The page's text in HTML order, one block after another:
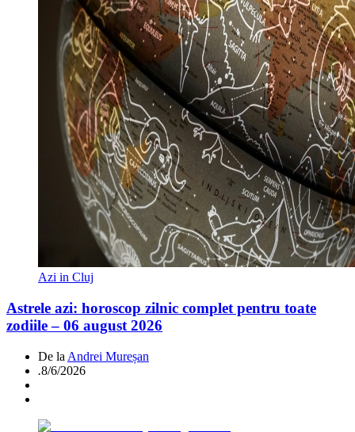
Azi in Cluj
Astrele azi: horoscop zilnic complet pentru toate
zodiile – 06 august 2026
De la Andrei Mureșan
.8/6/2026